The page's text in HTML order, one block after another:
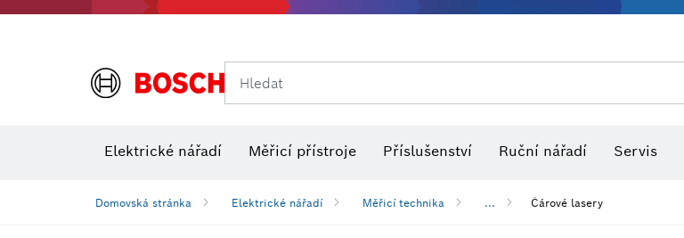
Hledat
Elektrické nářadí Měřicí přístroje Příslušenství Ruční nářadí Servis
Domovská stránka Elektrické nářadí Měřicí technika ... Čárové lasery